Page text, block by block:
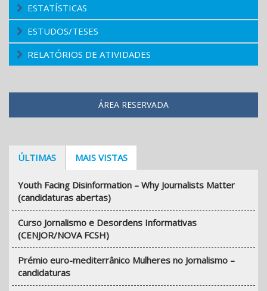
ESTATÍSTICAS
ESTUDOS/TESES
RELATÓRIOS DE ATIVIDADES
ÁREA RESERVADA
ÚLTIMAS MAIS VISTAS
Youth Facing Disinformation – Why Journalists Matter
(candidaturas abertas)
Curso Jornalismo e Desordens Informativas
(CENJOR/NOVA FCSH)
Prémio euro-mediterrânico Mulheres no Jornalismo –
candidaturas